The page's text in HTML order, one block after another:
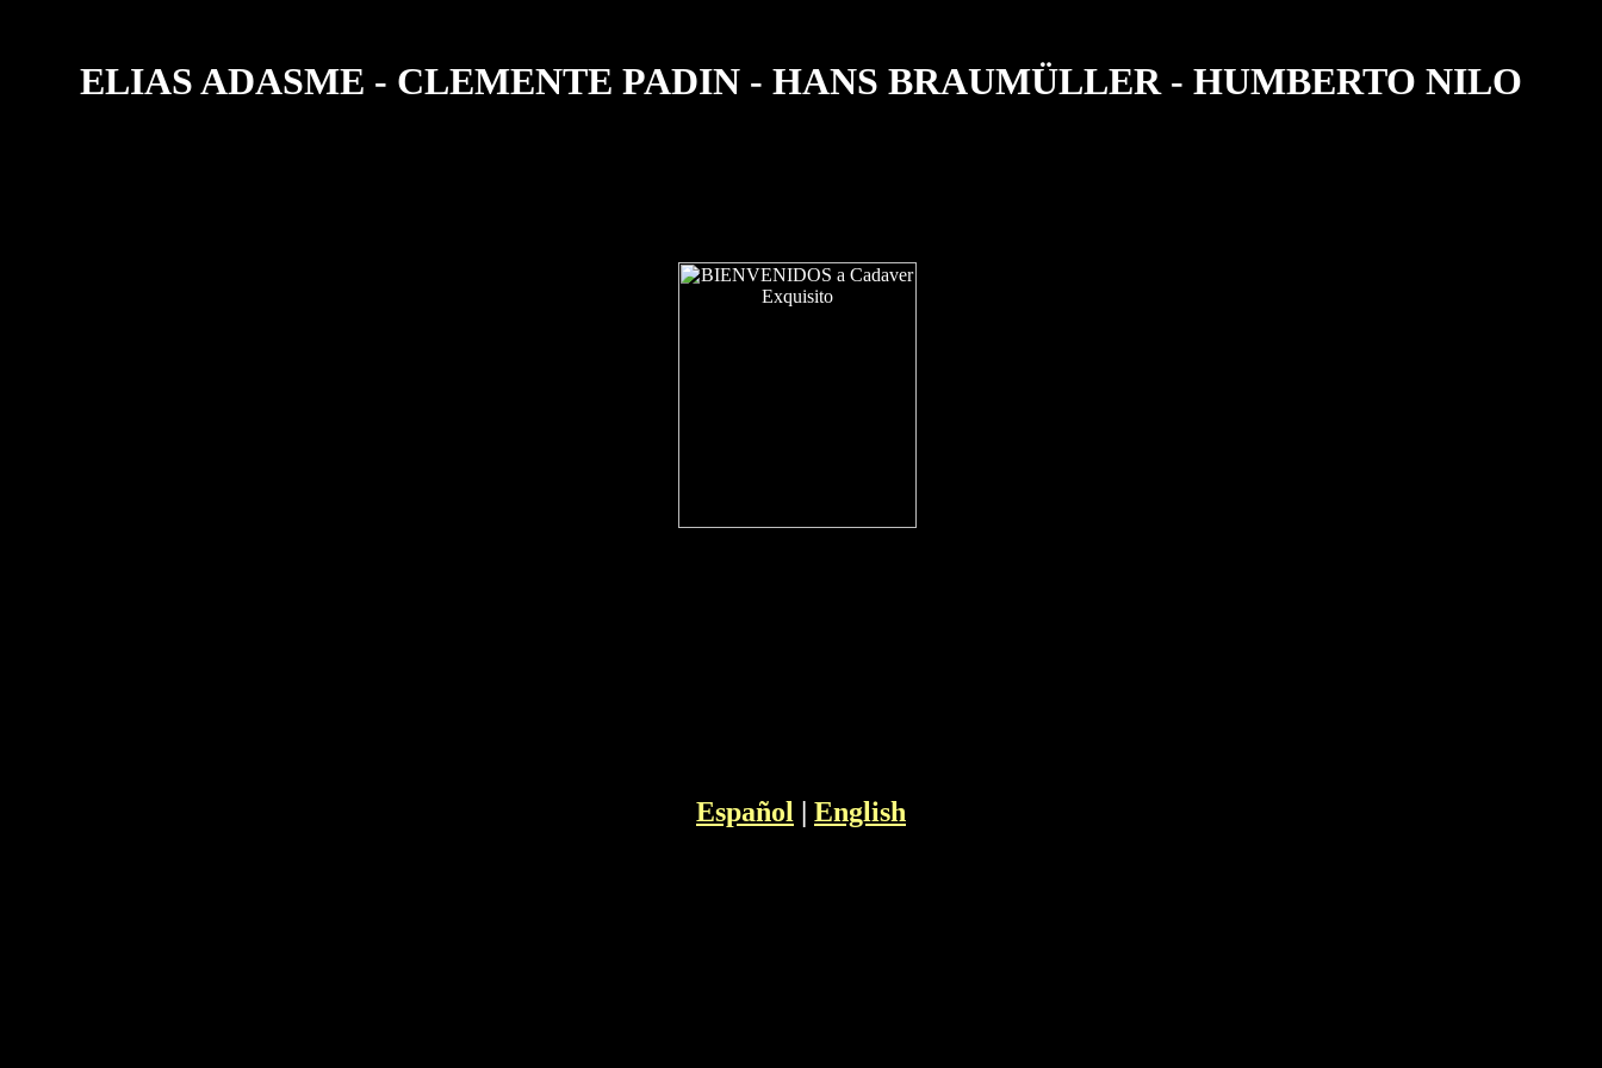
ELIAS ADASME - CLEMENTE PADIN - HANS BRAUMÜLLER - HUMBERTO NILO
Español English